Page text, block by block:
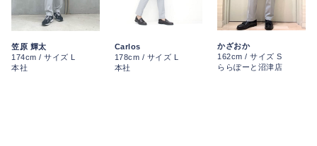
笠原 輝太
174cm / サイズ L
本社
Carlos
178cm / サイズ L
本社
かざおか
162cm / サイズ S
ららぽーと沼津店